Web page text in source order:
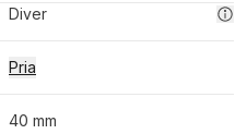
Diver
Pria
40 mm